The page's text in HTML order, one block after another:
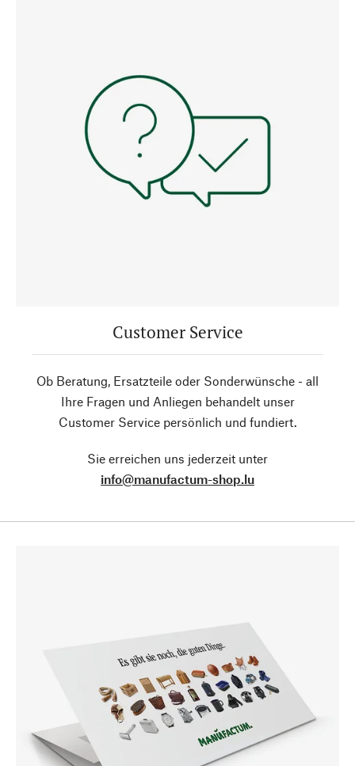
Customer Service
Ob Beratung, Ersatzteile oder Sonderwünsche - all
Ihre Fragen und Anliegen behandelt unser
Customer Service persönlich und fundiert.
Sie erreichen uns jederzeit unter
info@manufactum-shop.lu